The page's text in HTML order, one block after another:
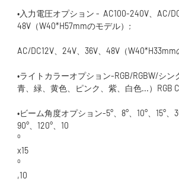
•入力電圧オプション -  AC100-240V、AC/
•ライトカラーオプション-RGB/RGBW/シン
•ビーム角度オプション-5°、8°、10°、15°、